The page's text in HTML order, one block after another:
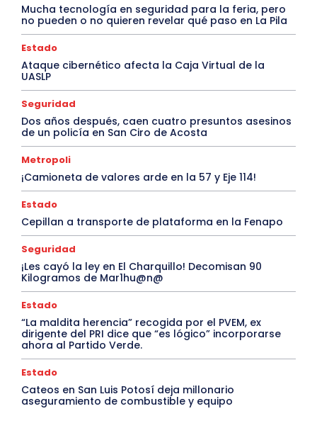
Mucha tecnología en seguridad para la feria, pero
no pueden o no quieren revelar qué paso en La Pila
Estado
Ataque cibernético afecta la Caja Virtual de la
UASLP
Seguridad
Dos años después, caen cuatro presuntos asesinos
de un policía en San Ciro de Acosta
Metropoli
¡Camioneta de valores arde en la 57 y Eje 114!
Estado
Cepillan a transporte de plataforma en la Fenapo
Seguridad
¡Les cayó la ley en El Charquillo! Decomisan 90
Kilogramos de Mar1hu@n@
Estado
“La maldita herencia” recogida por el PVEM, ex
dirigente del PRI dice que “es lógico” incorporarse
ahora al Partido Verde.
Estado
Cateos en San Luis Potosí deja millonario
aseguramiento de combustible y equipo